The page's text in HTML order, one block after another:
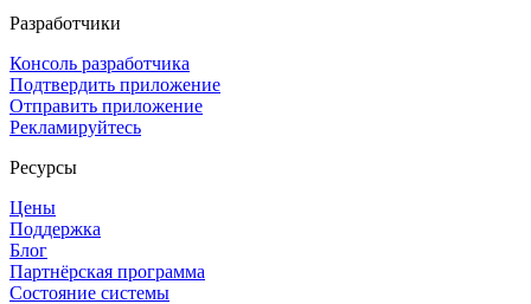
Разработчики
Консоль разработчика
Подтвердить приложение
Отправить приложение
Рекламируйтесь
Ресурсы
Цены
Поддержка
Блог
Партнёрская программа
Состояние системы